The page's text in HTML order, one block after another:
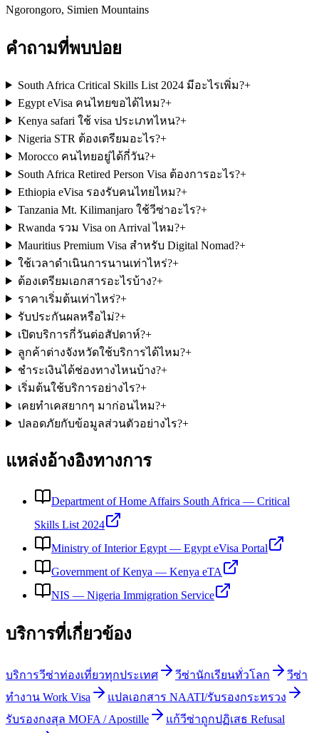
Ngorongoro, Simien Mountains
คำถามที่พบบ่อย
South Africa Critical Skills List 2024 มีอะไรเพิ่ม?+
Egypt eVisa คนไทยขอได้ไหม?+
Kenya safari ใช้ visa ประเภทไหน?+
Nigeria STR ต้องเตรียมอะไร?+
Morocco คนไทยอยู่ได้กี่วัน?+
South Africa Retired Person Visa ต้องการอะไร?+
Ethiopia eVisa รองรับคนไทยไหม?+
Tanzania Mt. Kilimanjaro ใช้วีซ่าอะไร?+
Rwanda รวม Visa on Arrival ไหม?+
Mauritius Premium Visa สำหรับ Digital Nomad?+
ใช้เวลาดำเนินการนานเท่าไหร่?+
ต้องเตรียมเอกสารอะไรบ้าง?+
ราคาเริ่มต้นเท่าไหร่?+
รับประกันผลหรือไม่?+
เปิดบริการกี่วันต่อสัปดาห์?+
ลูกค้าต่างจังหวัดใช้บริการได้ไหม?+
ชำระเงินได้ช่องทางไหนบ้าง?+
เริ่มต้นใช้บริการอย่างไร?+
เคยทำเคสยากๆ มาก่อนไหม?+
ปลอดภัยกับข้อมูลส่วนตัวอย่างไร?+
แหล่งอ้างอิงทางการ
Department of Home Affairs South Africa — Critical
Skills List 2024
Ministry of Interior Egypt— Egypt eVisa Portal
Government of Kenya — Kenya eTA
NIS — Nigeria Immigration Service
บริการที่เกี่ยวข้อง
บริการวีซ่าท่องเที่ยวทุกประเทศ วีซ่านักเรียนทั่วโลก
วีซ่า
ทำงาน Work Visa
แปลเอกสาร NAATI/รับรองกระทรวง
รับรองกงสุล MOFA / Apostille
แก้วีซ่าถูกปฏิเสธ Refusal